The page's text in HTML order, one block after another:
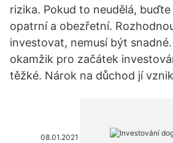
rizika. Pokud to neudělá, buďte
opatrní a obezřetní.
investovat, nemusí být
okamžik pro začátek
těžké. Nárok na důchod jí
08.01.2021